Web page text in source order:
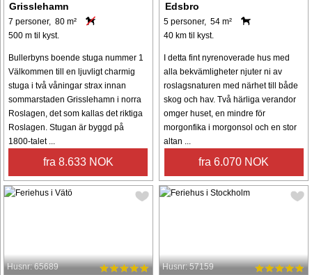
Grisslehamn
7 personer, 80 m²
500 m til kyst.
Bullerbyns boende stuga nummer 1
Välkommen till en ljuvligt charmig
stuga i två våningar strax innan
sommarstaden Grisslehamn i norra
Roslagen, det som kallas det riktiga
Roslagen. Stugan är byggd på
1800-talet ...
fra 8.633 NOK
Edsbro
5 personer, 54 m²
40 km til kyst.
I detta fint nyrenoverade hus med
alla bekvämligheter njuter ni av
roslagsnaturen med närhet till både
skog och hav. Två härliga verandor
omger huset, en mindre för
morgonfika i morgonsol och en stor
altan ...
fra 6.070 NOK
Husnr: 65689 Husnr: 57159